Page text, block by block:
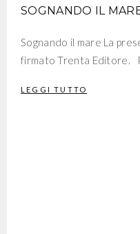
SOGNANDO IL
Sognando il mare La
firmato Trenta Editore.
LEGGI TUTTO